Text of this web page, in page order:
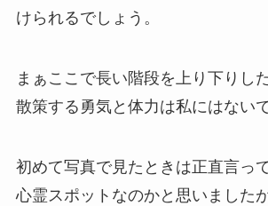
けられるでしょう。
まぁここで長い階段を上り下りし
散策する勇気と体力は私にはないで
初めて写真で見たときは正直言っ
心霊スポットなのかと思いました